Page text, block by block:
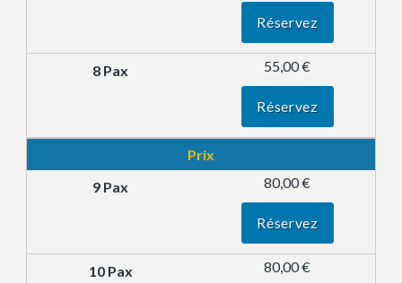
Réservez
55,00 €
Réservez
Prix
80,00 €
Réservez
80,00 €